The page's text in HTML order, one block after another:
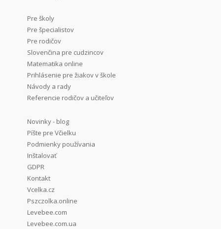
Pre školy
Pre špecialistov
Pre rodičov
Slovenčina pre cudzincov
Matematika online
Prihlásenie pre žiakov v škole
Návody a rady
Referencie rodičov a učiteľov
Novinky - blog
Píšte pre Včielku
Podmienky používania
Inštalovať
GDPR
Kontakt
Vcelka.cz
Pszczolka.online
Levebee.com
Levebee.com.ua